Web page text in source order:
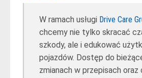
W ramach usługi Drive Care
chcemy nie tylko skracać
szkody, ale i edukować
pojazdów. Dostęp do
zmianach w przepisach oraz